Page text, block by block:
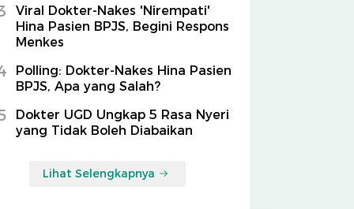
Viral Dokter-Nakes 'Nirempati'
Hina Pasien BPJS, Begini Respons
Menkes
Polling: Dokter-Nakes Hina Pasien
BPJS, Apa yang Salah?
Dokter UGD Ungkap 5 Rasa Nyeri
yang Tidak Boleh Diabaikan
Lihat Selengkapnya